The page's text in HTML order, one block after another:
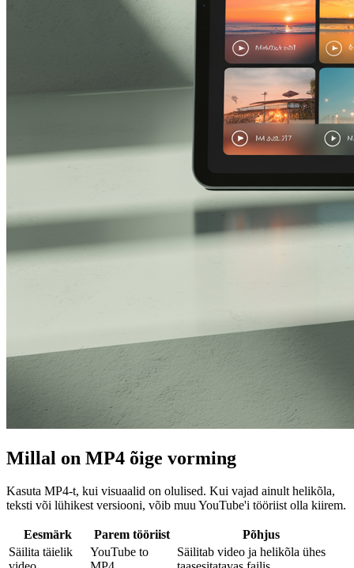
Millal on MP4 õige vorming
Kasuta MP4-t, kui visuaalid on olulised. Kui vajad ainult helikõla,
teksti või lühikest versiooni, võib muu YouTube'i tööriist olla kiirem.
Eesmärk Parem tööriist
Põhjus
Säilita täielik
YouTube to
Säilitab video ja helikõla ühes